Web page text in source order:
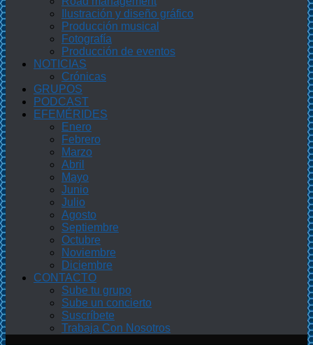
Ilustración y diseño gráfico
Producción musical
Fotografía
Producción de eventos
NOTICIAS
Crónicas
GRUPOS
PODCAST
EFEMÉRIDES
Enero
Febrero
Marzo
Abril
Mayo
Junio
Julio
Agosto
Septiembre
Octubre
Noviembre
Diciembre
CONTACTO
Sube tu grupo
Sube un concierto
Suscríbete
Trabaja Con Nosotros